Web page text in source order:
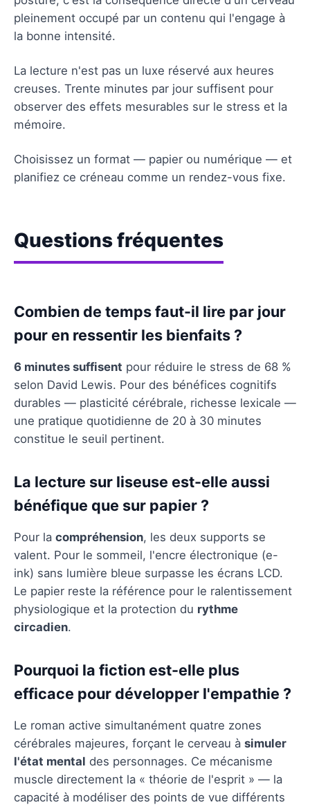
pleinement occupé par un contenu qui l'engage à
la bonne intensité.
La lecture n'est pas un luxe réservé aux heures
creuses. Trente minutes par jour suffisent pour
observer des effets mesurables sur le stress et la
mémoire.
Choisissez un format — papier ou numérique — et
planifiez ce créneau comme un rendez-vous fixe.
Questions fréquentes
Combien de temps faut-il lire par jour
pour en ressentir les bienfaits ?
6 minutes suffisent pour réduire le stress de 68 %
selon David Lewis. Pour des bénéfices cognitifs
durables — plasticité cérébrale, richesse lexicale —
une pratique quotidienne de 20 à 30 minutes
constitue le seuil pertinent.
La lecture sur liseuse est-elle aussi
bénéfique que sur papier ?
Pour la compréhension, les deux supports se
valent. Pour le sommeil, l'encre électronique (e-
ink) sans lumière bleue surpasse les écrans LCD.
Le papier reste la référence pour le ralentissement
physiologique et la protection du rythme
circadien.
Pourquoi la fiction est-elle plus
efficace pour développer l'empathie ?
Le roman active simultanément quatre zones
cérébrales majeures, forçant le cerveau à simuler
l'état mental des personnages. Ce mécanisme
muscle directement la « théorie de l'esprit » — la
capacité à modéliser des points de vue différents